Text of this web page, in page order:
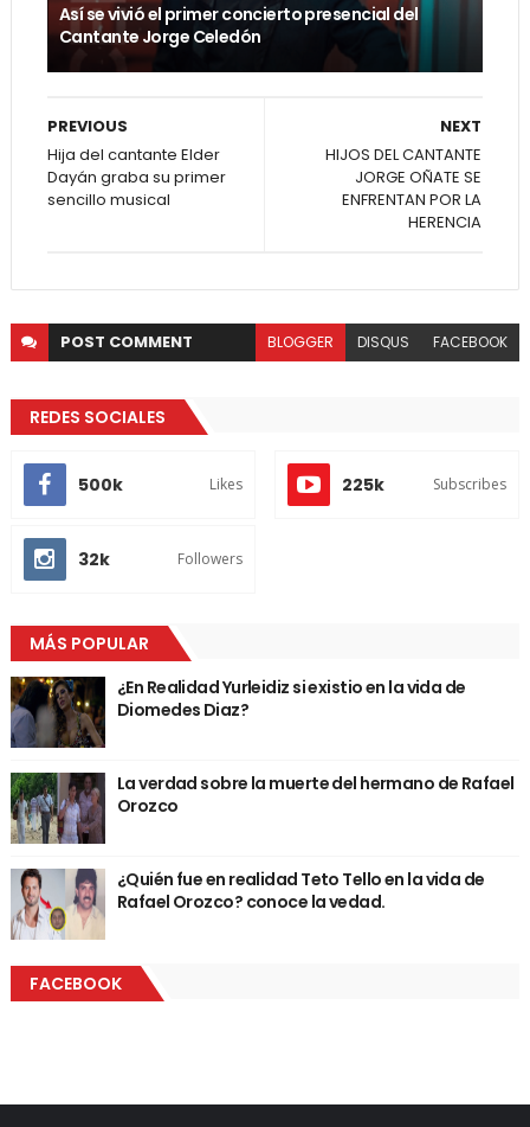
Así se vivió el primer concierto presencial del
Cantante Jorge Celedón
NEXT
HIJOS DEL CANTANTE
JORGE OÑATE SE
ENFRENTAN POR LA
HERENCIA
PREVIOUS
Hija del cantante Elder
Dayán graba su primer
sencillo musical
POST COMMENT BLOGGER DISQUS FACEBOOK
REDES SOCIALES
500k Likes 225k Subscribes
32k Followers
MÁS POPULAR
¿En Realidad Yurleidiz si existio en la vida de
Diomedes Diaz?
La verdad sobre la muerte del hermano de Rafael
Orozco
¿Quién fue en realidad Teto Tello en la vida de
Rafael Orozco? conoce la vedad.
FACEBOOK